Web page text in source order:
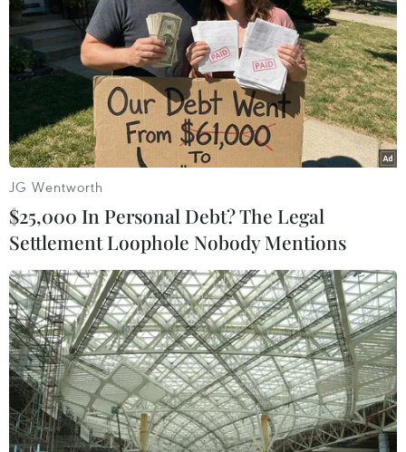
Virus SARS-CoV-2 đã bắt đầu "bám rễ" ở Nam bán cầu,
nơi đang chuẩn bị bước vào mùa Đông, các nhà khoa
học nhận định virus gây viêm đường hô hấp cấp này có
thể quay lại Bắc bán cầu vào năm sau.
Thời tiết ấm lên không giúp ngăn
chặn được virus SARS-CoV-2
JG Wentworth
$25,000 In Personal Debt? The Legal
Settlement Loophole Nobody Mentions